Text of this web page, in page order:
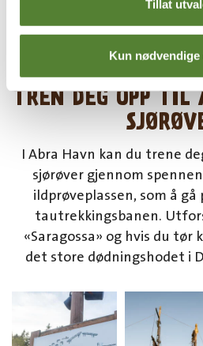
Tillat
Kun nødvendige
Håndklær og sengetøy er inkludert.
underkøyen(e) og legger klart
TREN DEG OPP
I Abra Havn kan du trene
sjørøvergjennom
ildprøveplassen, som å gå
tautrekkingsbanen.
«Saragossa» og hvis du tør
det store dødningshodet i